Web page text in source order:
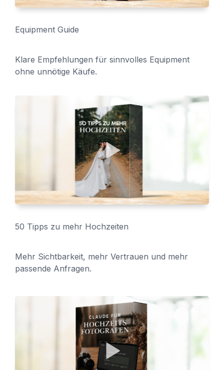
Equipment Guide
Klare Empfehlungen für sinnvolles Equipment
ohne unnötige Käufe.
50 Tipps zu mehr Hochzeiten
Mehr Sichtbarkeit, mehr Vertrauen und mehr
passende Anfragen.